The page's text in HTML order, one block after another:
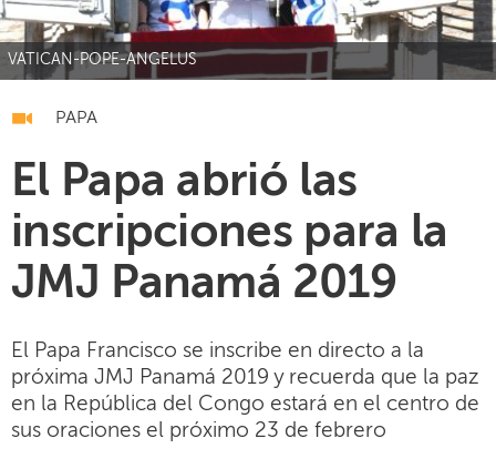
VATICAN-POPE-ANGELUS
PAPA
El Papa abrió las
inscripciones para la
JMJ Panamá 2019
El Papa Francisco se inscribe en directo a la
próxima JMJ Panamá 2019 y recuerda que la paz
en la República del Congo estará en el centro de
sus oraciones el próximo 23 de febrero